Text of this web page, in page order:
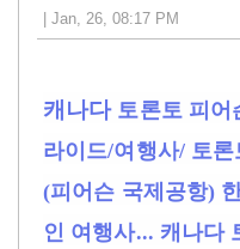
| Jan, 26, 08:17 PM
캐나다 토론토 피어
라이드/여행사/ 토
(피어슨 국제공항)
인 여행사... 캐나다